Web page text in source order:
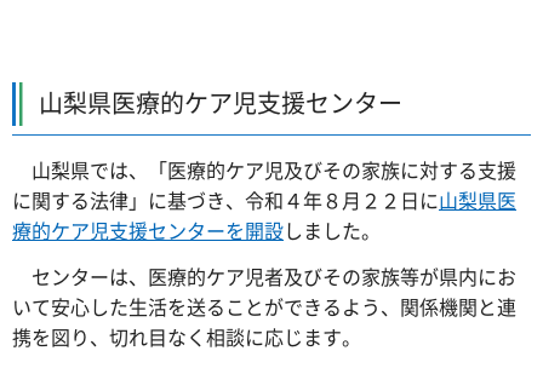
山梨県医療的ケア児支援センター
山梨県では、「医療的ケア児及びその家族に対する支援
に関する法律」に基づき、令和４年８月２２日に山梨県医
療的ケア児支援センターを開設しました。
センターは、医療的ケア児者及びその家族等が県内にお
いて安心した生活を送ることができるよう、関係機関と連
携を図り、切れ目なく相談に応じます。